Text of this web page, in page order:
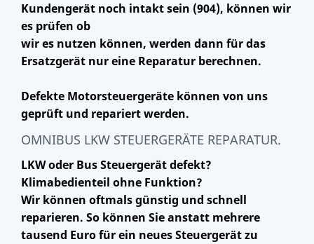
Kundengerät noch intakt sein (904), können wir
es prüfen ob
wir es nutzen können, werden dann für das
Ersatzgerät nur eine Reparatur berechnen.
Defekte Motorsteuergeräte können von uns
geprüft und repariert werden.
OMNIBUS LKW STEUERGERÄTE REPARATUR.
LKW oder Bus Steuergerät defekt?
Klimabedienteil ohne Funktion?
Wir können oftmals günstig und schnell
reparieren. So können Sie anstatt mehrere
tausend Euro für ein neues Steuergerät zu